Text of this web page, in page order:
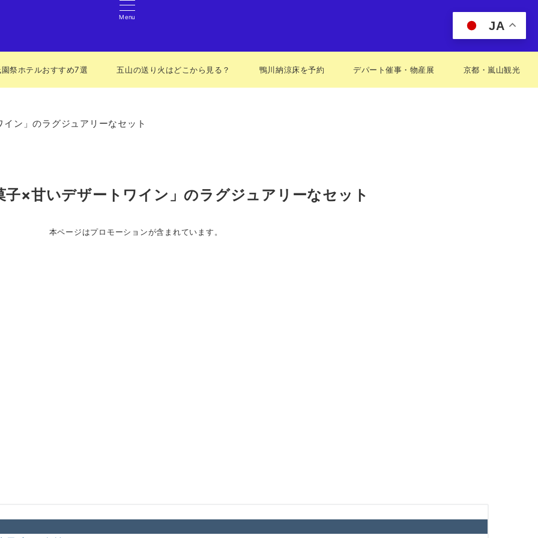
Menu
祭ホテルおすすめ7選 五山の送り火はどこから見る？ 鴨川納涼床を予約 デパート催事・物産展 京都・嵐山観光
ン」のラグジュアリーなセット
×甘いデザートワイン」のラグジュアリーなセット
本ページはプロモーションが含まれています。
JA